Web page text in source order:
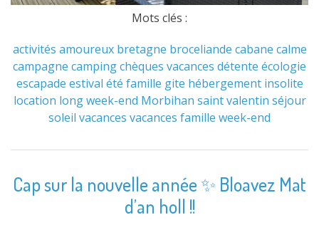
Mots clés :
activités amoureux bretagne broceliande cabane calme
campagne campingchèques vacances détente écologie
escapade estival été famille gite hébergement insolite
location long week-end Morbihan saint valentin séjour
soleil vacances vacances famille week-end
Cap sur la nouvelle année ✨ Bloavez Mat
d’an holl !!